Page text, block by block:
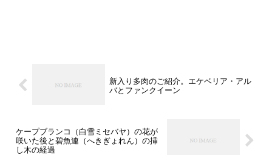
新入り多肉のご紹介。エケベリア・アル
バとファンクイーン
ケープブランコ（白雪ミセバヤ）の花が
咲いた後と碧魚連（へきぎょれん）の挿
し木の経過